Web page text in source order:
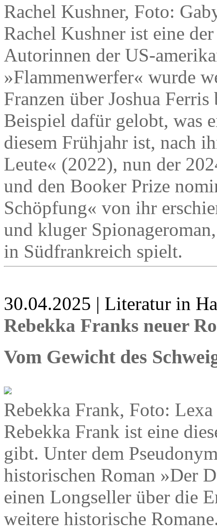
Rachel Kushner, Foto:
Rachel Kushner ist eine
Autorinnen der US-
»Flammenwerfer« wurde
Franzen über Joshua
Beispiel dafür gelobt, was
diesem Frühjahr ist, nach
Leute« (2022), nun der
und den Booker Prize
Schöpfung« von ihr
und kluger
in Südfrankreich spielt.
30.04.2025 | Literatur in
Rebekka Franks neuer
Vom Gewicht des
Rebekka Frank, Foto: Lexa
Rebekka Frank ist eine
gibt. Unter dem
historischen Roman »Der
einen Longseller über die
weitere historische